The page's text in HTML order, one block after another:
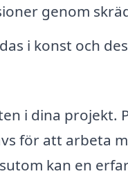
genom
i konst och
i dina projekt.
för att arbeta
kan en